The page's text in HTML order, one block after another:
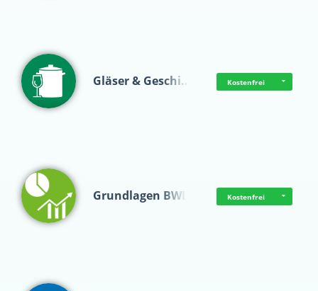
Gläser & Geschi… Kostenfrei
Grundlagen BWL Kostenfrei